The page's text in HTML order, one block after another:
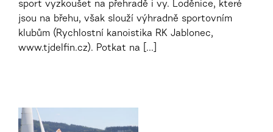
sport vyzkoušet na přehradě i vy. Loděnice, které
jsou na břehu, však slouží výhradně sportovním
klubům (Rychlostní kanoistika RK Jablonec,
www.tjdelfin.cz). Potkat na [...]